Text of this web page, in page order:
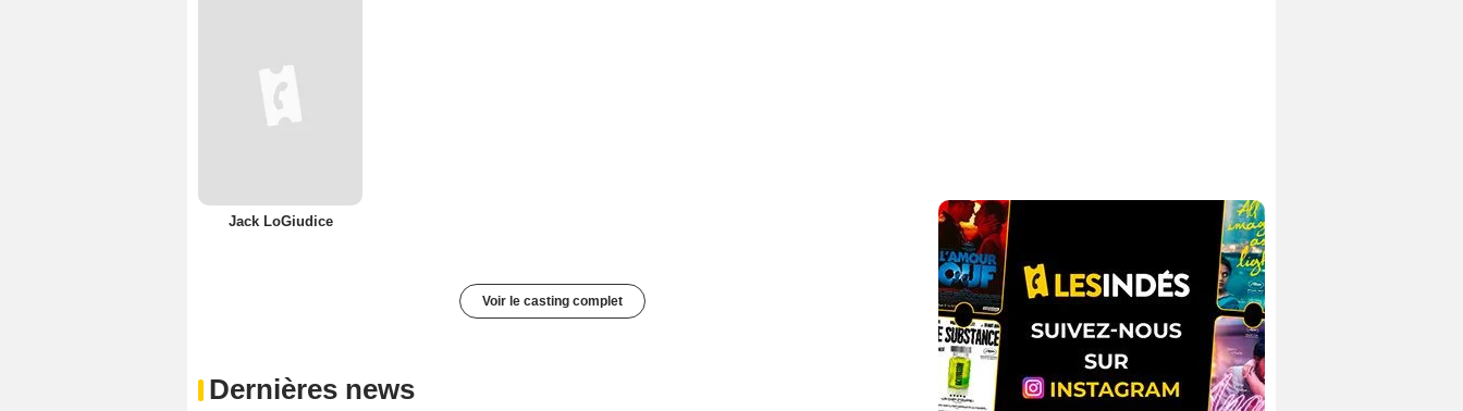
Jack LoGiudice
Voir le casting complet
Dernières news